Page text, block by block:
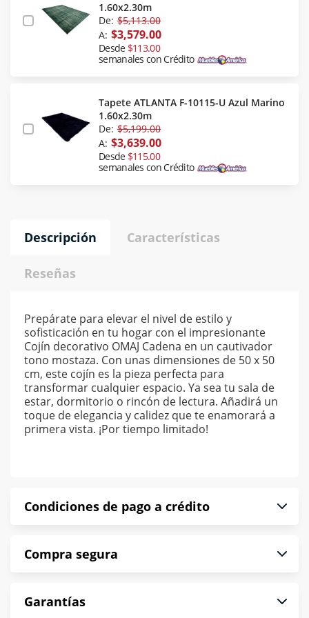
1.60x2.30m
De: $5,113.00
A: $3,579.00
Desde $113.00
semanales con Crédito
Tapete ATLANTA F-10115-U Azul Marino
1.60x2.30m
De: $5,199.00
A: $3,639.00
Desde $115.00
semanales con Crédito
Descripción Características
Reseñas
Prepárate para elevar el nivel de estilo y
sofisticación en tu hogar con el impresionante
Cojín decorativo OMAJ Cadena en un cautivador
tono mostaza. Con unas dimensiones de 50 x 50
cm, este cojín es la pieza perfecta para
transformar cualquier espacio. Ya sea tu sala de
estar, dormitorio o rincón de lectura. Añadirá un
toque de elegancia y calidez que te enamorará a
primera vista. ¡Por tiempo limitado!
Condiciones de pago a crédito
puntualmente. Al finalizar tu compra generas el
*Sujeto a aprobación de crédito conforme a
norma de Muebles América.
Compra segura
compra es segura de principio a fin.
Garantías